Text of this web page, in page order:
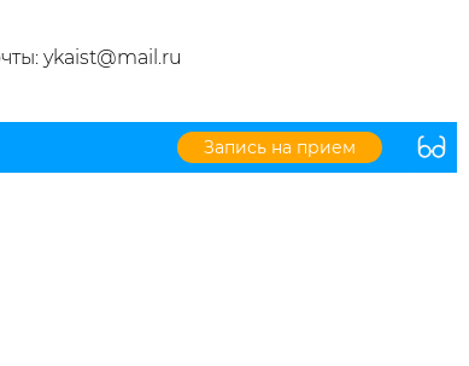
ykaist@mail.ru
Запись на прием